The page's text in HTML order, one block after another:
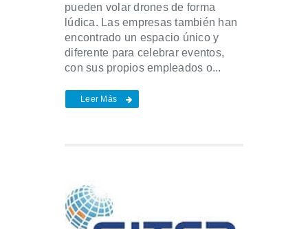
pueden volar drones de forma
lúdica. Las empresas también han
encontrado un espacio único y
diferente para celebrar eventos,
con sus propios empleados o...
Leer Más